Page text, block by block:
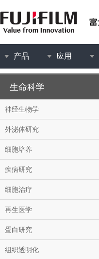
产品 应用
生命科学
神经生物学
外泌体研究
细胞培养
疾病研究
细胞治疗
再生医学
蛋白研究
组织透明化